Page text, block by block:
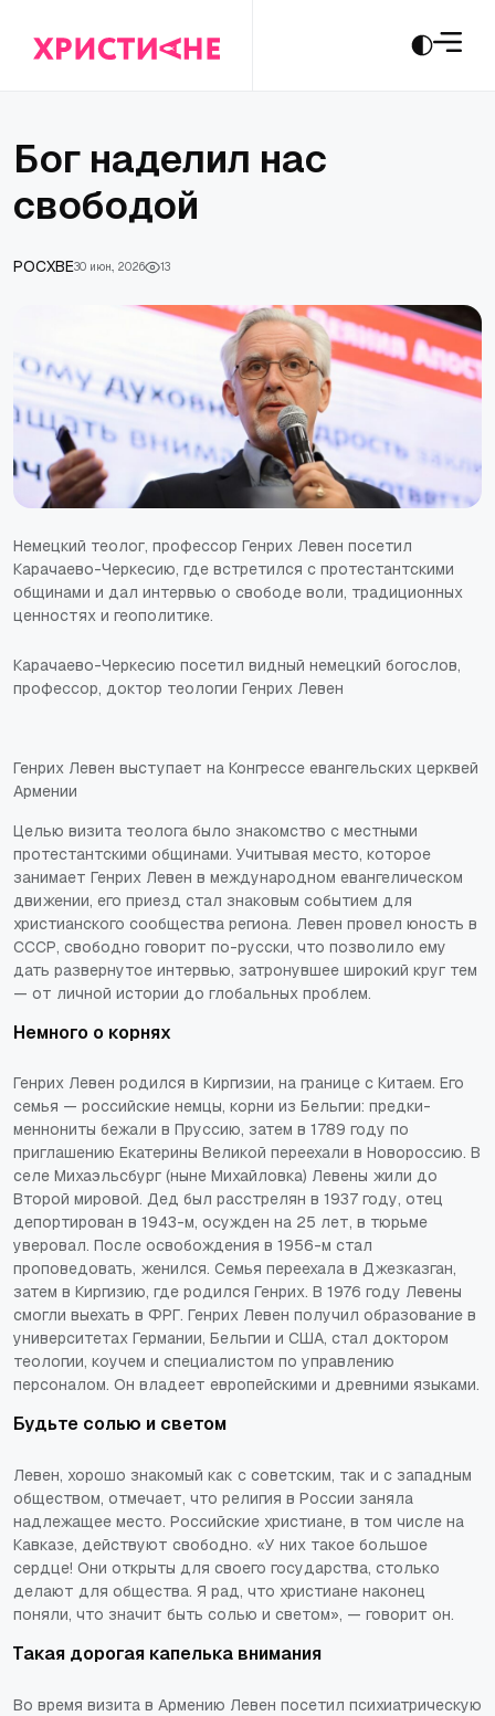
Бог наделил нас
свободой
РОСХВЕ30 июн., 2026 13
Немецкий теолог, профессор Генрих Левен посетил
Карачаево-Черкесию, где встретился с протестантскими
общинами и дал интервью о свободе воли, традиционных
ценностях и геополитике.
Карачаево-Черкесию посетил видный немецкий богослов,
профессор, доктор теологии Генрих Левен
Генрих Левен выступает на Конгрессе евангельских церквей
Армении
Целью визита теолога было знакомство с местными
протестантскими общинами. Учитывая место, которое
занимает Генрих Левен в международном евангелическом
движении, его приезд стал знаковым событием для
христианского сообщества региона. Левен провел юность в
СССР, свободно говорит по-русски, что позволило ему
дать развернутое интервью, затронувшее широкий круг тем
— от личной истории до глобальных проблем.
Немного о корнях
Генрих Левен родился в Киргизии, на границе с Китаем. Его
семья — российские немцы, корни из Бельгии: предки-
меннониты бежали в Пруссию, затем в 1789 году по
приглашению Екатерины Великой переехали в Новороссию. В
селе Михаэльсбург (ныне Михайловка) Левены жили до
Второй мировой. Дед был расстрелян в 1937 году, отец
депортирован в 1943-м, осужден на 25 лет, в тюрьме
уверовал. После освобождения в 1956-м стал
проповедовать, женился. Семья переехала в Джезказган,
затем в Киргизию, где родился Генрих. В 1976 году Левены
смогли выехать в ФРГ. Генрих Левен получил образование в
университетах Германии, Бельгии и США, стал доктором
теологии, коучем и специалистом по управлению
персоналом. Он владеет европейскими и древними языками.
Будьте солью и светом
Левен, хорошо знакомый как с советским, так и с западным
обществом, отмечает, что религия в России заняла
надлежащее место. Российские христиане, в том числе на
Кавказе, действуют свободно. «У них такое большое
сердце! Они открыты для своего государства, столько
делают для общества. Я рад, что христиане наконец
поняли, что значит быть солью и светом», — говорит он.
Такая дорогая капелька внимания
Во время визита в Армению Левен посетил психиатрическую